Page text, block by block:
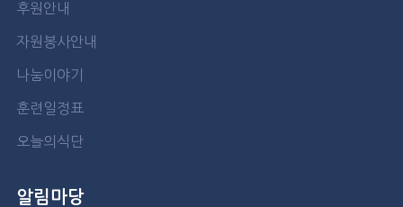
후원안내
자원봉사안내
나눔이야기
훈련일정표
오늘의식단
알림마당